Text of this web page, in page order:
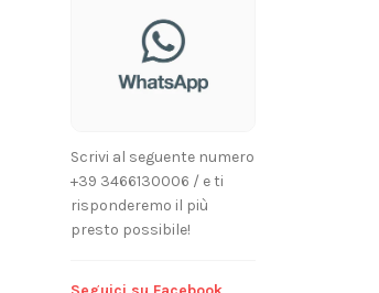
Scrivi al seguente numero
+39 3466130006 / e ti
risponderemo il più
presto possibile!